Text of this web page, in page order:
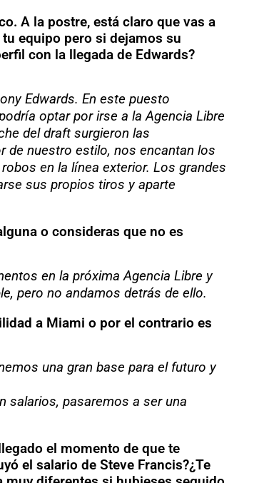
A la postre, está claro que vas a
equipo pero si dejamos su
con la llegada de Edwards?
Edwards. En este puesto
optar por irse a la Agencia Libre
del draft surgieron las
de nuestro estilo, nos encantan los
en la línea exterior. Los grandes
sus propios tiros y aparte
o consideras que no es
en la próxima Agencia Libre y
pero no andamos detrás de ello.
a Miami o por el contrario es
una gran base para el futuro y
salarios, pasaremos a ser una
el momento de que te
el salario de Steve Francis?¿Te